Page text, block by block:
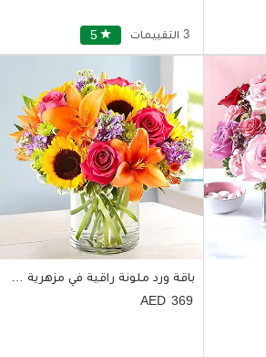
5 star 3 التقييمات
369